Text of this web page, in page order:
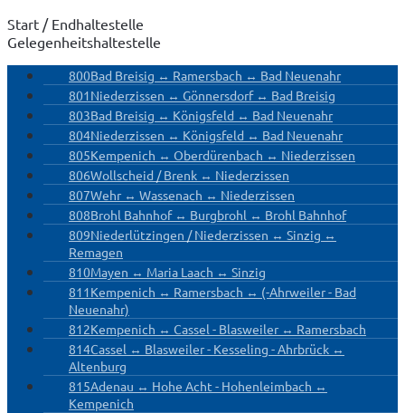
Start / Endhaltestelle
Gelegenheitshaltestelle
800Bad Breisig ↔ Ramersbach ↔ Bad Neuenahr
801Niederzissen ↔ Gönnersdorf ↔ Bad Breisig
803Bad Breisig ↔ Königsfeld ↔ Bad Neuenahr
804Niederzissen ↔ Königsfeld ↔ Bad Neuenahr
805Kempenich ↔ Oberdürenbach ↔ Niederzissen
806Wollscheid / Brenk ↔ Niederzissen
807Wehr ↔ Wassenach ↔ Niederzissen
808Brohl Bahnhof ↔ Burgbrohl ↔ Brohl Bahnhof
809Niederlützingen / Niederzissen ↔ Sinzig ↔
Remagen
810Mayen ↔ Maria Laach ↔ Sinzig
811Kempenich ↔ Ramersbach ↔ (-Ahrweiler - Bad
Neuenahr)
812Kempenich ↔ Cassel - Blasweiler ↔ Ramersbach
814Cassel ↔ Blasweiler - Kesseling - Ahrbrück ↔
Altenburg
815Adenau ↔ Hohe Acht - Hohenleimbach ↔
Kempenich